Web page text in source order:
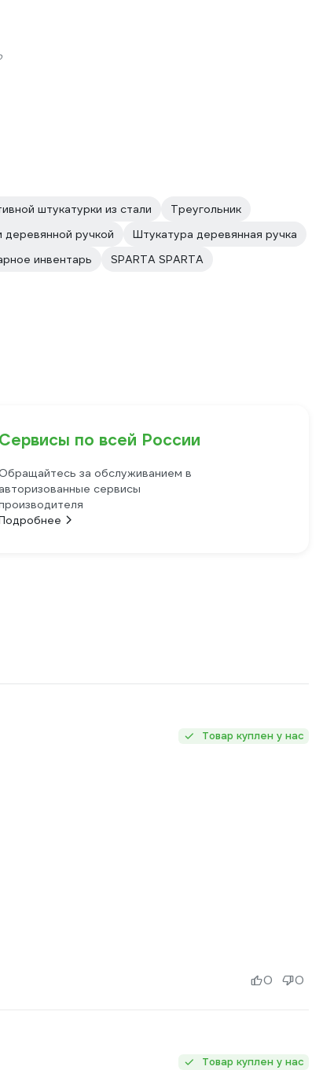
штукатурки из стали
Треугольник
деревянной ручкой
Штукатура деревянная ручка
инвентарь
SPARTA SPARTA
Сервисы по всей России
Обращайтесь за обслуживанием в
авторизованные сервисы
Товар куплен у нас
0 0
Товар куплен у нас